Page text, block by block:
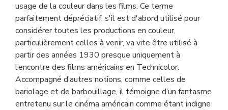
usage de la couleur dans les films. Ce terme
parfaitement dépréciatif, s'il est d'abord utilisé pour
considérer toutes les productions en couleur,
particulièrement celles à venir, va vite être utilisé à
partir des années 1930 presque uniquement à
l’encontre des films américains en Technicolor.
Accompagné d’autres notions, comme celles de
bariolage et de barbouillage, il témoigne d’un fantasme
entretenu sur le cinéma américain comme étant indigne